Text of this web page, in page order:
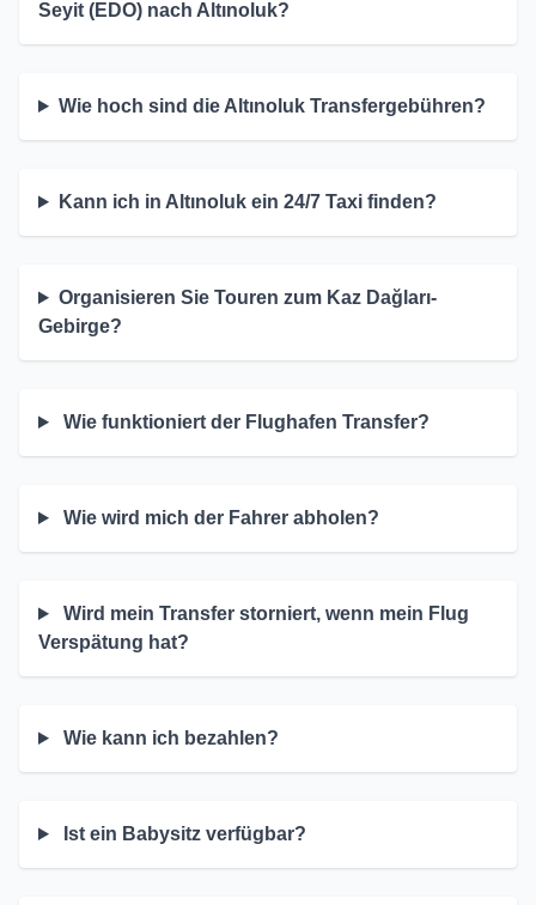
Seyit (EDO) nach Altınoluk?
Wie hoch sind die Altınoluk Transfergebühren?
Kann ich in Altınoluk ein 24/7 Taxi finden?
Organisieren Sie Touren zum Kaz Dağları-
Gebirge?
Wie funktioniert der Flughafen Transfer?
Wie wird mich der Fahrer abholen?
Wird mein Transfer storniert, wenn mein Flug
Verspätung hat?
Wie kann ich bezahlen?
Ist ein Babysitz verfügbar?